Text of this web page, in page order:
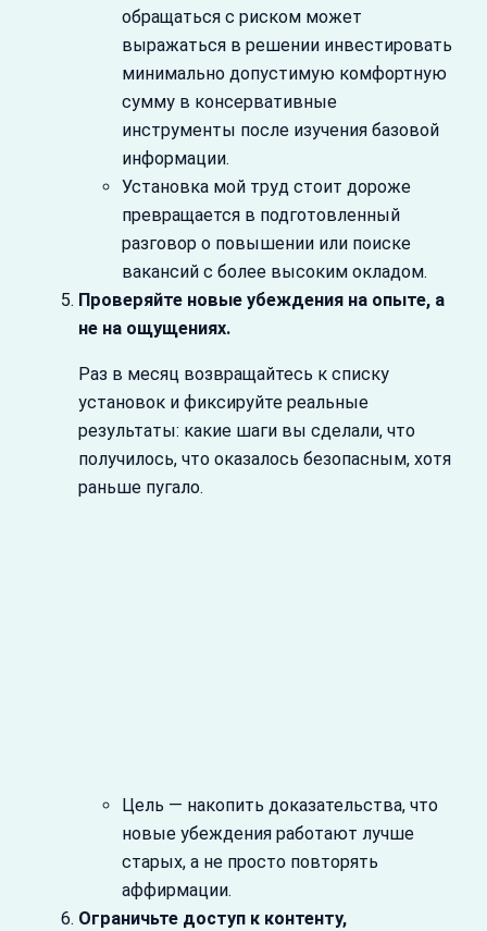
обращаться с риском может
выражаться в решении инвестировать
минимально допустимую комфортную
сумму в консервативные
инструменты после изучения базовой
информации.
Установка мой труд стоит дороже
превращается в подготовленный
разговор о повышении или поиске
вакансий с более высоким окладом.
Проверяйте новые убеждения на опыте, а
не на ощущениях.
Раз в месяц возвращайтесь к списку
установок и фиксируйте реальные
результаты: какие шаги вы сделали, что
получилось, что оказалось безопасным, хотя
раньше пугало.
Цель — накопить доказательства, что
новые убеждения работают лучше
старых, а не просто повторять
аффирмации.
Ограничьте доступ к контенту,